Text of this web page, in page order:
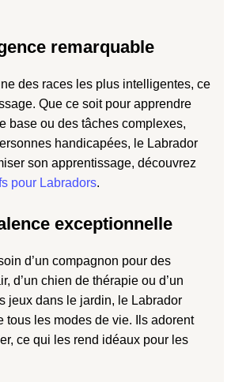
remarquable
des races les plus intelligentes, ce
Que ce soit pour apprendre
base ou des tâches complexes,
handicapées, le Labrador
son apprentissage, découvrez
pour Labradors.
exceptionnelle
d’un compagnon pour des
d’un chien de thérapie ou d’un
jeux dans le jardin, le Labrador
tous les modes de vie. Ils adorent
ce qui les rend idéaux pour les